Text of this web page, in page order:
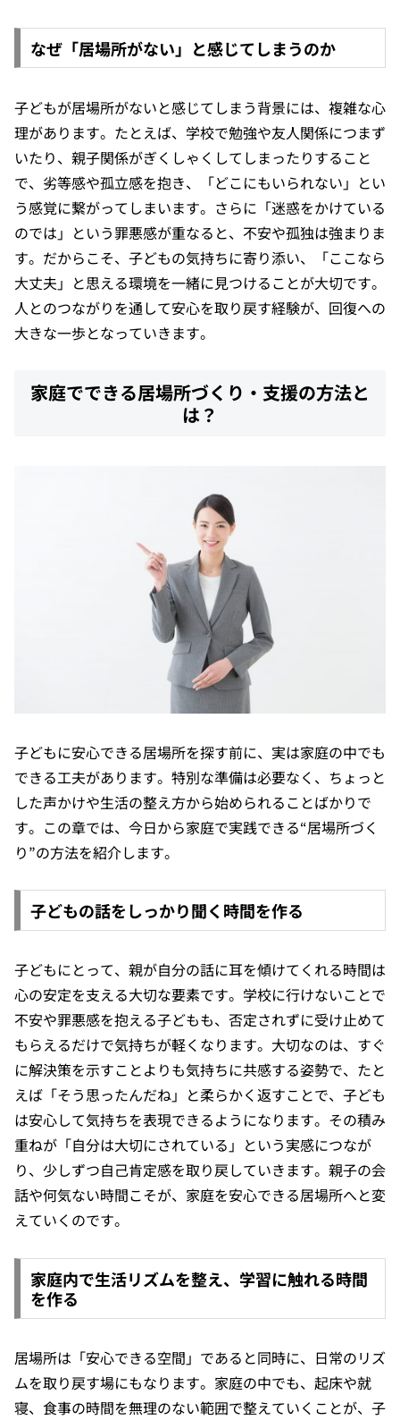
なぜ「居場所がない」と感じてしまうのか
子どもが居場所がないと感じてしまう背景には、複雑な心
理があります。たとえば、学校で勉強や友人関係につまず
いたり、親子関係がぎくしゃくしてしまったりすること
で、劣等感や孤立感を抱き、「どこにもいられない」とい
う感覚に繋がってしまいます。さらに「迷惑をかけている
のでは」という罪悪感が重なると、不安や孤独は強まりま
す。だからこそ、子どもの気持ちに寄り添い、「ここなら
大丈夫」と思える環境を一緒に見つけることが大切です。
人とのつながりを通して安心を取り戻す経験が、回復への
大きな一歩となっていきます。
家庭でできる居場所づくり・支援の方法と
は？
子どもに安心できる居場所を探す前に、実は家庭の中でも
できる工夫があります。特別な準備は必要なく、ちょっと
した声かけや生活の整え方から始められることばかりで
す。この章では、今日から家庭で実践できる“居場所づく
り”の方法を紹介します。
子どもの話をしっかり聞く時間を作る
子どもにとって、親が自分の話に耳を傾けてくれる時間は
心の安定を支える大切な要素です。学校に行けないことで
不安や罪悪感を抱える子どもも、否定されずに受け止めて
もらえるだけで気持ちが軽くなります。大切なのは、すぐ
に解決策を示すことよりも気持ちに共感する姿勢で、たと
えば「そう思ったんだね」と柔らかく返すことで、子ども
は安心して気持ちを表現できるようになります。その積み
重ねが「自分は大切にされている」という実感につなが
り、少しずつ自己肯定感を取り戻していきます。親子の会
話や何気ない時間こそが、家庭を安心できる居場所へと変
えていくのです。
家庭内で生活リズムを整え、学習に触れる時間
を作る
居場所は「安心できる空間」であると同時に、日常のリズ
ムを取り戻す場にもなります。家庭の中でも、起床や就
寝、食事の時間を無理のない範囲で整えていくことが、子